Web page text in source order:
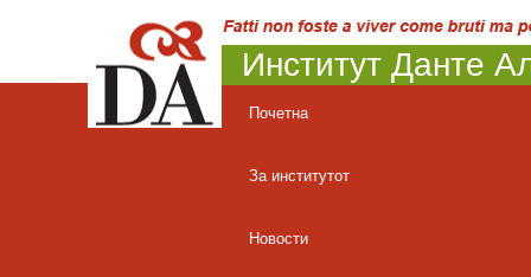
Институт Данте
Почетна
За институтот
Новости